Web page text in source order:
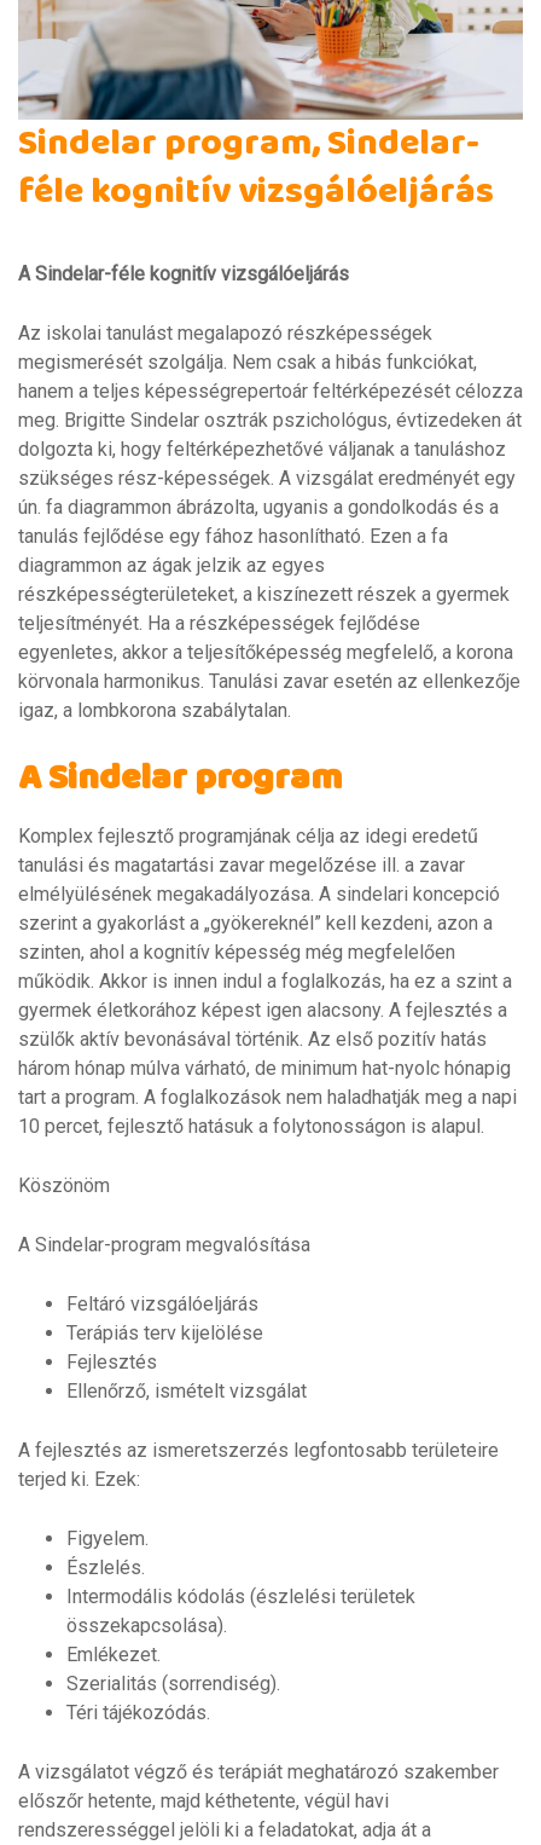
Sindelar program, Sindelar-
féle kognitív vizsgálóeljárás
A Sindelar-féle kognitív vizsgálóeljárás
Az iskolai tanulást megalapozó részképességek
megismerését szolgálja. Nem csak a hibás funkciókat,
hanem a teljes képességrepertoár feltérképezését célozza
meg. Brigitte Sindelar osztrák pszichológus, évtizedeken át
dolgozta ki, hogy feltérképezhetővé váljanak a tanuláshoz
szükséges rész-képességek. A vizsgálat eredményét egy
ún. fa diagrammon ábrázolta, ugyanis a gondolkodás és a
tanulás fejlődése egy fához hasonlítható. Ezen a fa
diagrammon az ágak jelzik az egyes
részképességterületeket, a kiszínezett részek a gyermek
teljesítményét. Ha a részképességek fejlődése
egyenletes, akkor a teljesítőképesség megfelelő, a korona
körvonala harmonikus. Tanulási zavar esetén az ellenkezője
igaz, a lombkorona szabálytalan.
A Sindelar program
Komplex fejlesztő programjának célja az idegi eredetű
tanulási és magatartási zavar megelőzése ill. a zavar
elmélyülésének megakadályozása. A sindelari koncepció
szerint a gyakorlást a „gyökereknél” kell kezdeni, azon a
szinten, ahol a kognitív képesség még megfelelően
működik. Akkor is innen indul a foglalkozás, ha ez a szint a
gyermek életkorához képest igen alacsony. A fejlesztés a
szülők aktív bevonásával történik. Az első pozitív hatás
három hónap múlva várható, de minimum hat-nyolc hónapig
tart a program. A foglalkozások nem haladhatják meg a napi
10 percet, fejlesztő hatásuk a folytonosságon is alapul.
Köszönöm
A Sindelar-program megvalósítása
Feltáró vizsgálóeljárás
Terápiás terv kijelölése
Fejlesztés
Ellenőrző, ismételt vizsgálat
A fejlesztés az ismeretszerzés legfontosabb területeire
terjed ki. Ezek:
Figyelem.
Észlelés.
Intermodális kódolás (észlelési területek
összekapcsolása).
Emlékezet.
Szerialitás (sorrendiség).
Téri tájékozódás.
A vizsgálatot végző és terápiát meghatározó szakember
előszőr hetente, majd kéthetente, végül havi
rendszerességgel jelöli ki a feladatokat, adja át a